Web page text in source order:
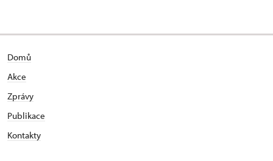
Domů
Akce
Zprávy
Publikace
Kontakty